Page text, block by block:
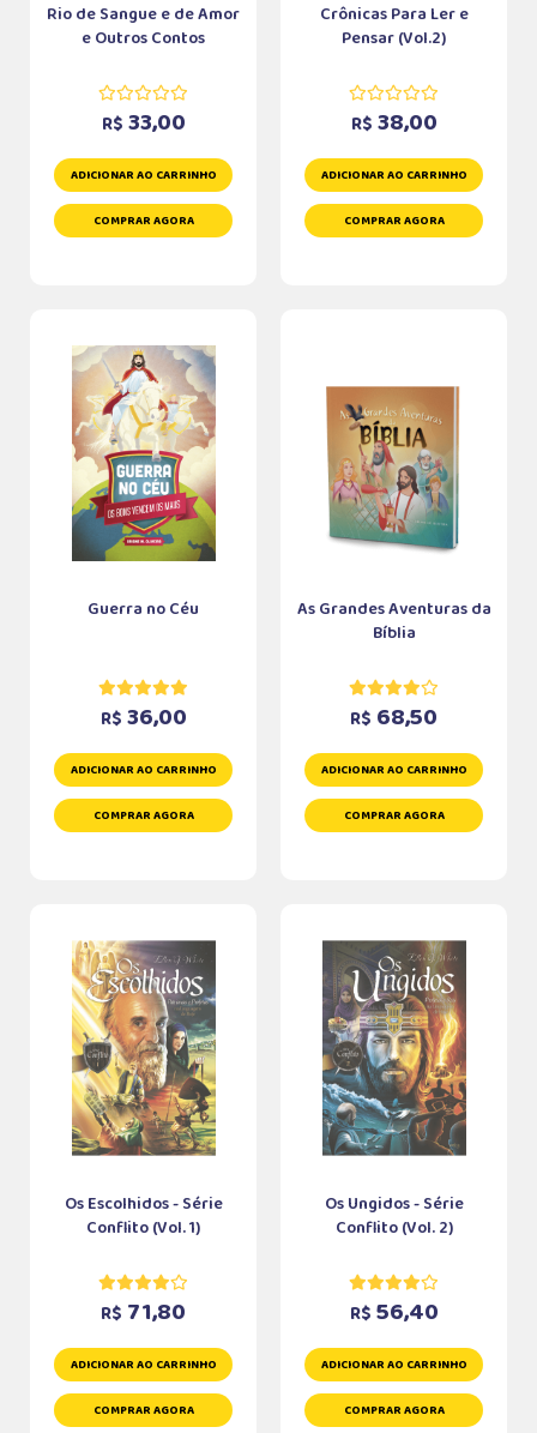
Rio de Sangue e de Amor
e Outros Contos
R$ 33,00
ADICIONAR AO CARRINHO
COMPRAR AGORA
Crônicas Para Ler e
Pensar (Vol.2)
R$ 38,00
ADICIONAR AO CARRINHO
COMPRAR AGORA
Guerra no Céu
R$ 36,00
ADICIONAR AO CARRINHO
COMPRAR AGORA
As Grandes Aventuras da
Bíblia
R$ 68,50
ADICIONAR AO CARRINHO
COMPRAR AGORA
Os Escolhidos - Série
Conflito (Vol. 1)
R$ 71,80
ADICIONAR AO CARRINHO
COMPRAR AGORA
Os Ungidos - Série
Conflito (Vol. 2)
R$ 56,40
ADICIONAR AO CARRINHO
COMPRAR AGORA